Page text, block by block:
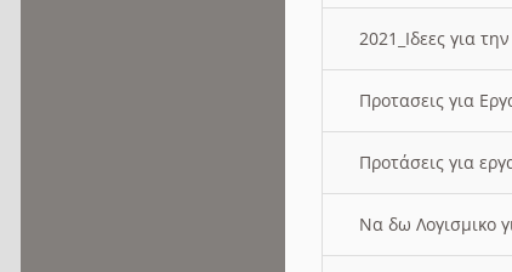
2021_Ιδεες για
Προτασεις για
Προτάσεις για
Να δω Λογισμικο